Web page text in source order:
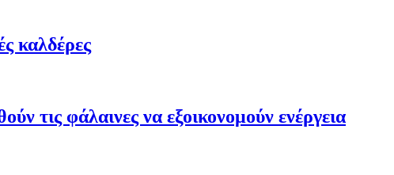
καλδέρες
τις φάλαινες να εξοικονομούν ενέργεια